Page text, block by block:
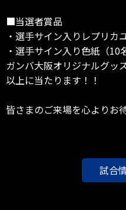
■当選者賞品
・選手サイン入りレプリカ
・選手サイン入り色紙（10
ガンバ大阪オリジナルグッ
以上に当たります！！
皆さまのご来場を心よりお
試合